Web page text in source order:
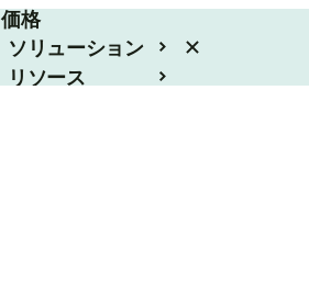
価格
ソリューション
リソース